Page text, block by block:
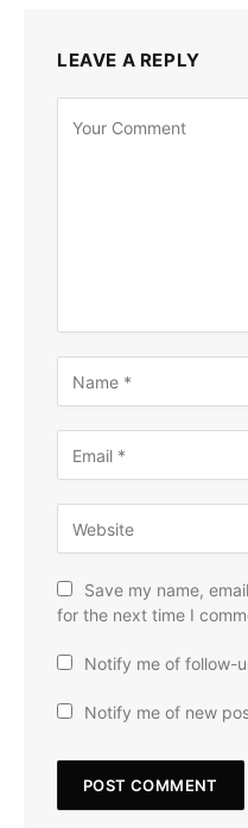
LEAVE A REPLY
Save my name,
for the next time I
Notify me of follow-
Notify me of new